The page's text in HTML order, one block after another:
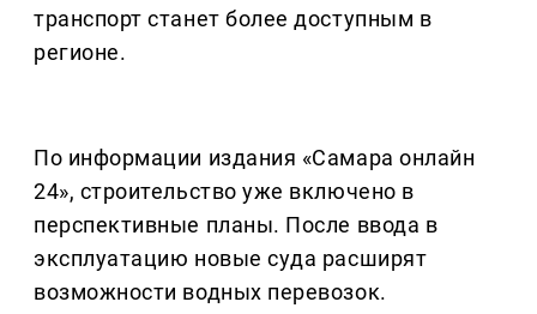
транспорт станет более доступным в
регионе.
По информации издания «Самара онлайн
24», строительство уже включено в
перспективные планы. После ввода в
эксплуатацию новые суда расширят
возможности водных перевозок.